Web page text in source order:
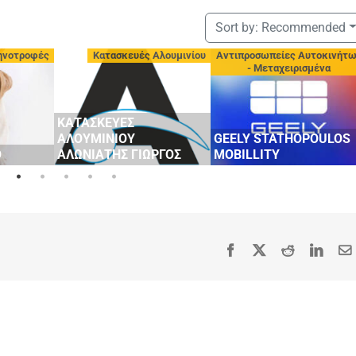
Sort by: Recommended
Κατασκευές Αλουμινίου
ΚΑΤΑΣΚΕΥΕΣ
ΑΛΟΥΜΙΝΙΟΥ
ΑΛΩΝΙΑΤΗΣ ΓΙΩΡΓΟΣ
Αντιπροσωπείες
- Μεταχειρισμένα
GEELY STATHOPOULOS
MOBILLITY
Facebook Reddit